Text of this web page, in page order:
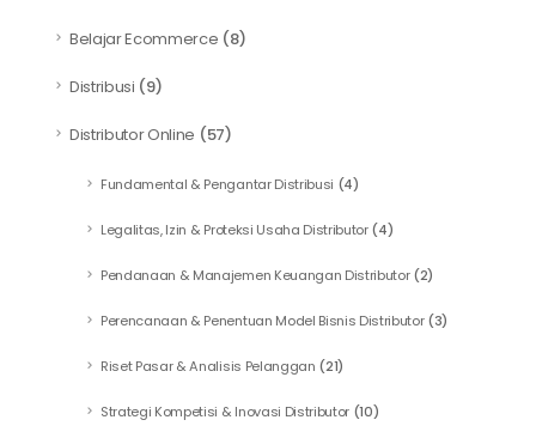
Belajar Ecommerce (8)
Distribusi (9)
Distributor Online (57)
Fundamental & Pengantar Distribusi (4)
Legalitas, Izin & Proteksi Usaha Distributor(4)
Pendanaan & Manajemen Keuangan Distributor(2)
Perencanaan & Penentuan Model Bisnis Distributor(3)
Riset Pasar & Analisis Pelanggan (21)
Strategi Kompetisi & Inovasi Distributor (10)